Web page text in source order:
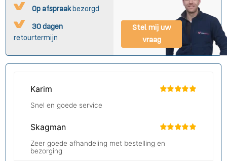
Op afspraak bezorgd
30 dagen
retourtermijn
Stel mij uw
vraag